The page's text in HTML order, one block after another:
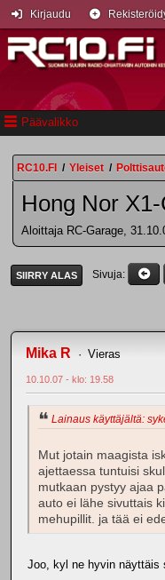
Päävalikko
Kirjaudu
RC10.FI / Yleiset /
Hong Nor
Aloittaja RC-Garage,
SIIRRY ALAS Sivuja
Mika R Vieras
10.10.07 - klo: 19.58
Lainaus käyttäjältä:
Mut jotain maagista
ajettaessa tuntuisi
mutkaan pystyy ajaa
auto ei lähe sivuttais
mehupillit. ja tää ei
Joo, kyl ne hyvin näyttäis